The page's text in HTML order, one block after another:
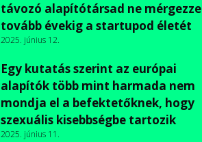
távozó alapítótársad ne mérgezze
tovább évekig a startupod életét
2025. június 12.
Egy kutatás szerint az európai
alapítók több mint harmada nem
mondja el a befektetőknek, hogy
szexuális kisebbségbe tartozik
2025. június 11.